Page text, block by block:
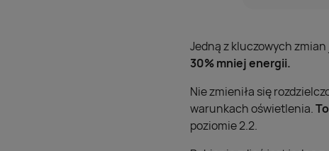
Jedną z kluczowych
30% mniej energii.
Nie zmieniła się
warunkach oświetlenia.
poziomie 2.2.